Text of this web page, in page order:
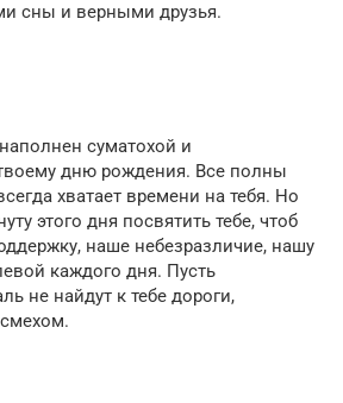
сны и верными друзья.
суматохой и
дню рождения. Все полны
хватает времени на тебя. Но
этого дня посвятить тебе, чтоб
наше небезразличие, нашу
каждого дня. Пусть
не найдут к тебе дороги,